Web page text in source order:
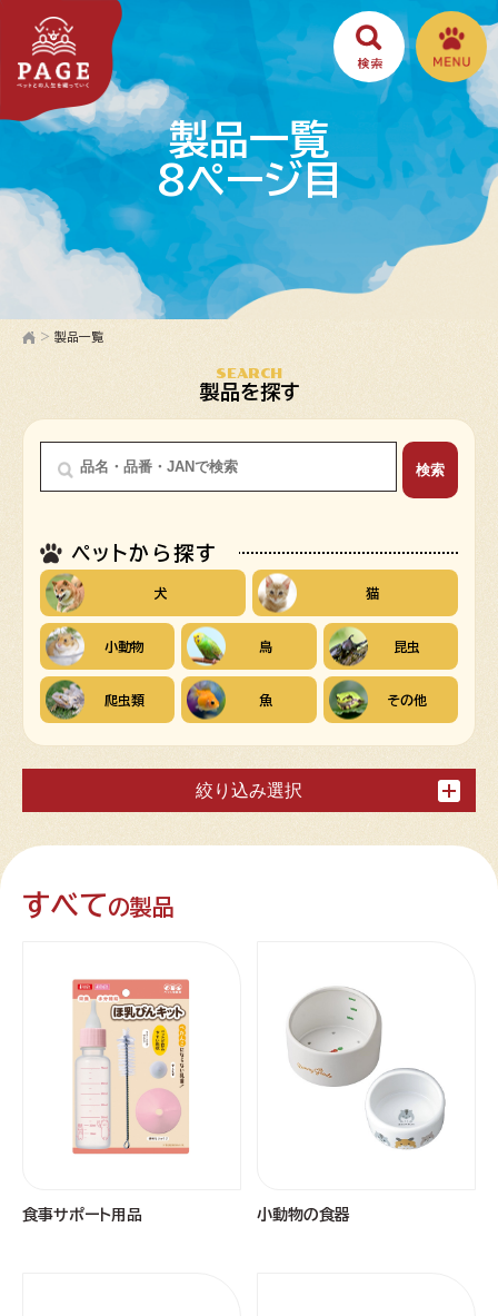
製品一覧
8ページ目
> 製品一覧
SEARCH
製品を探す
ペットから探す
犬 猫
小動物 鳥 昆虫
爬虫類 魚 その他
絞り込み選択
すべての製品
食事サポート用品 小動物の食器